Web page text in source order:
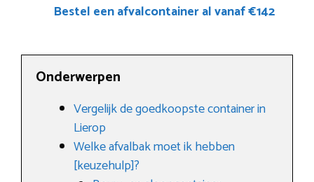
Bestel een afvalcontainer al vanaf €142
Onderwerpen
Vergelijk de goedkoopste container in
Lierop
Welke afvalbak moet ik hebben
[keuzehulp]?